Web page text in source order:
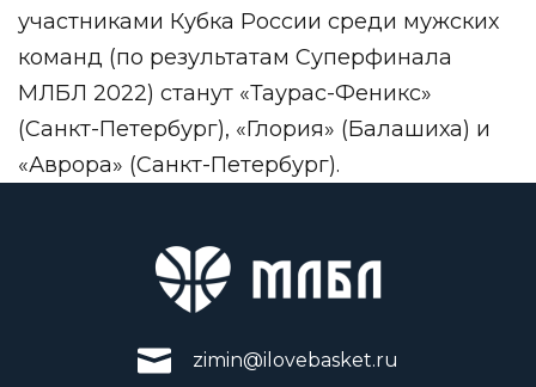
участниками Кубка России среди мужских
команд (по результатам Суперфинала
МЛБЛ 2022) станут «Таурас-Феникс»
(Санкт-Петербург), «Глория» (Балашиха) и
«Аврора» (Санкт-Петербург).
zimin@ilovebasket.ru